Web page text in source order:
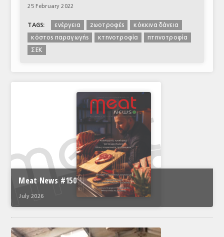
25 February 2022
TAGS: ενέργεια ζωοτροφές
κόκκινα δάνεια
κόστος παραγωγής
κτηνοτροφία
πτηνοτροφία
ΣΕΚ
Meat News #150
July 2026